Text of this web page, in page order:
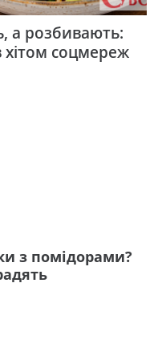
а розбивають:
хітом соцмереж
з помідорами?